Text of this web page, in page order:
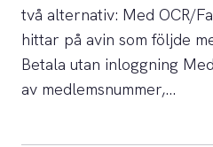
två alternativ: Med OCR/
hittar på avin som följde
Betala utan inloggning
av medlemsnummer,…